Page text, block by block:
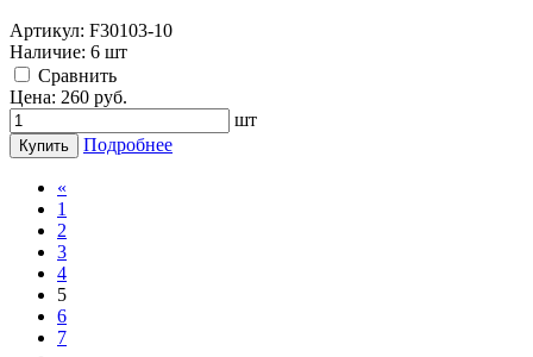
Артикул: F30103-10
Наличие: 6 шт
Cравнить
Цена: 260 руб.
шт
Купить Подробнее
«
1
2
3
4
5
6
7